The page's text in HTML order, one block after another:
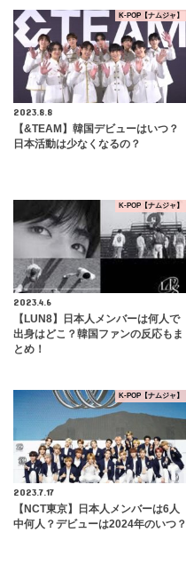
K-POP【ナムジャ】
2023.8.8
【&TEAM】韓国デビューはいつ？
日本活動は少なくなるの？
K-POP【ナムジャ】
2023.4.6
【LUN8】日本人メンバーは何人で
出身はどこ？韓国ファンの反応もま
とめ！
K-POP【ナムジャ】
2023.7.17
【NCT東京】日本人メンバーは6人
中何人？デビューは2024年のいつ？